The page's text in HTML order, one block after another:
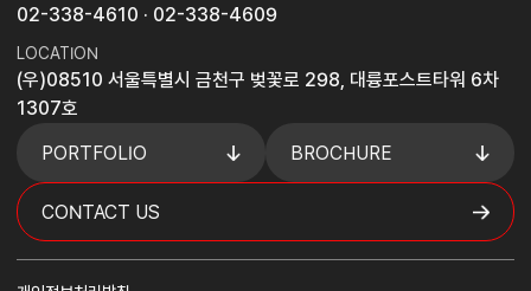
02-338-4610 · 02-338-4609
LOCATION
(우)08510 서울특별시 금천구 벚꽃로 298, 대륭포스트타워 6차
1307호
PORTFOLIO
BROCHURE
CONTACT US